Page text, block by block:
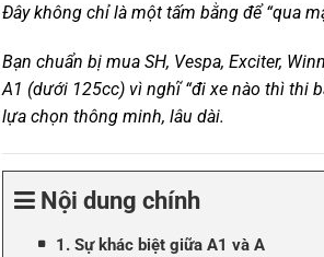
Đây không chỉ là một tấm bằng để “qua
Bạn chuẩn bị mua SH, Vespa, Exciter,
A1 (dưới 125cc) vì nghĩ “đi xe nào thì thi
lựa chọn thông minh, lâu dài.
Nội dung chính
1. Sự khác biệt giữa A1 và A